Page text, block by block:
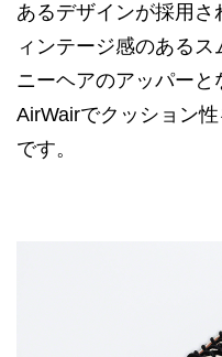
あるデザインが採用
ィンテージ感のある
ニーヘアのアッパー
AirWairでクッション
です。